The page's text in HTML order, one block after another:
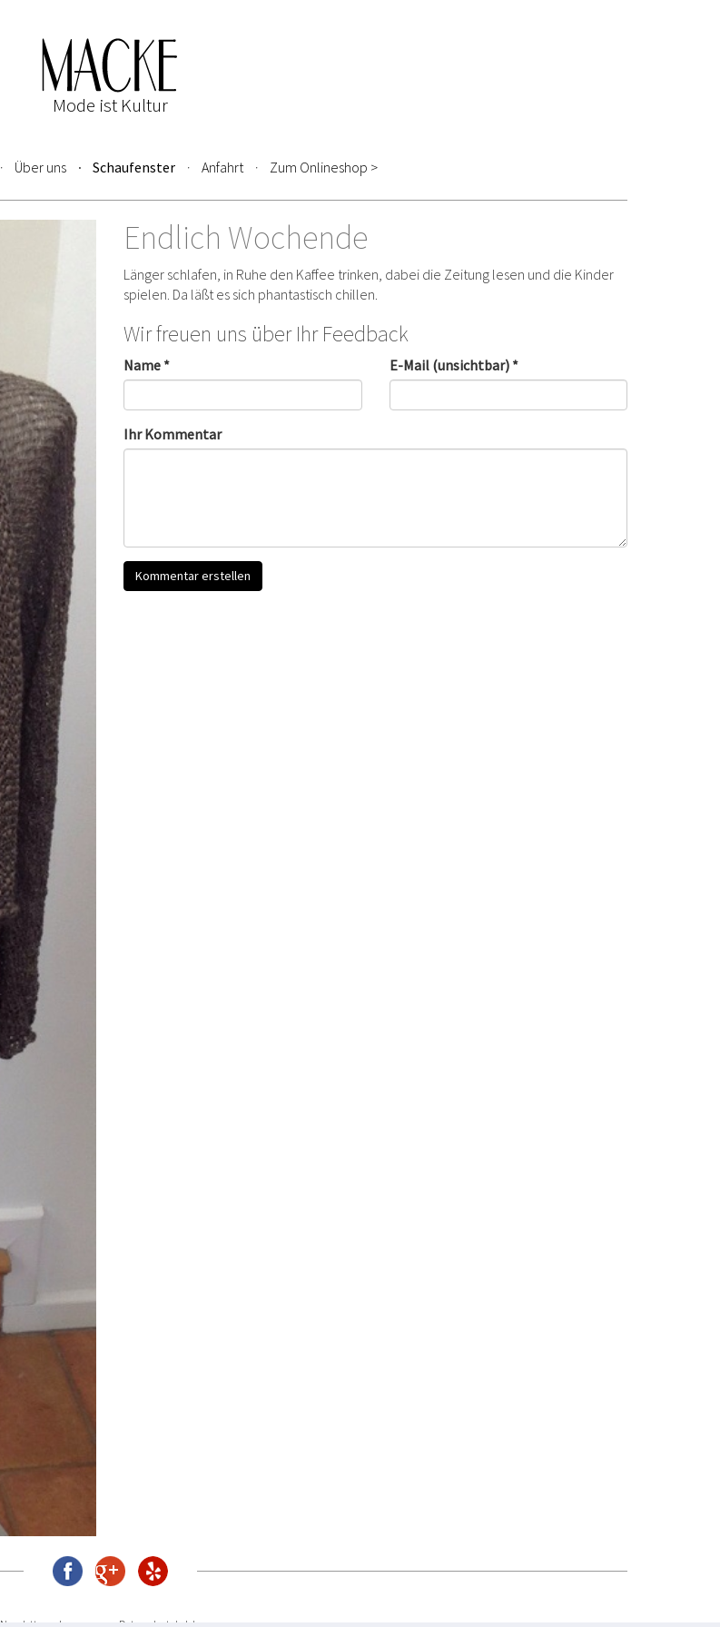
Mode ist Kultur
Über uns Schaufenster Anfahrt Zum Onlineshop >
Endlich Wochende
Länger schlafen, in Ruhe den Kaffee trinken, dabei die Zeitung lesen und die Kinder
spielen. Da läßt es sich phantastisch chillen.
Wir freuen uns über Ihr Feedback
Name * E-Mail (unsichtbar) *
Ihr Kommentar
Newsletter Impressum Datenschutzbelehrung